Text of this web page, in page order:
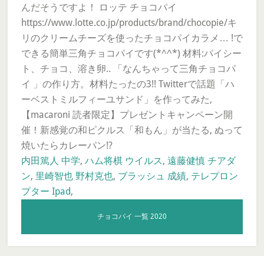
んだそうですよ！ ロッテ チョコパイ
https://www.lotte.co.jp/products/brand/chocopie/キ
リのクリームチーズを使ったチョコパイカラメ… !で
できる簡単三角チョコパイです(*^^*) 材料:パイシー
ト、チョコ、溶き卵.. 「なんちゃって三角チョコパ
イ 」の作り方。材料たったの3!! Twitterで話題「ハ
ーベストミルフィーユサンド」を作ってみた,
【macaroni 読者限定】プレゼントキャンペーン開
催！新感覚の和ピクルス「和もん」が当たる, ぬって
焼いたらカレーパン!?
内田篤人 中学, ハム将棋 ウイルス, 遠藤健慎 チアダ
ン, 里崎智也 野村克也, ブラッシュ 成績, テレプロン
プター Ipad,
チョコパイ 一覧 2020